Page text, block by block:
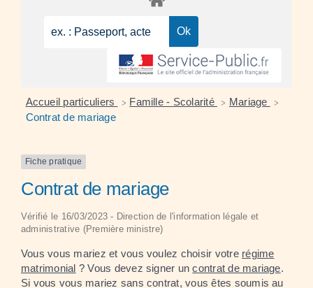
Accueil particuliers > Famille - Scolarité > Mariage >
Contrat de mariage
Fiche pratique
Contrat de mariage
Vérifié le 16/03/2023 - Direction de l'information légale et
administrative (Première ministre)
Vous vous mariez et vous voulez choisir votre régime
matrimonial ? Vous devez signer uncontrat de mariage.
Si vous vous mariez sans contrat, vous êtes soumis au